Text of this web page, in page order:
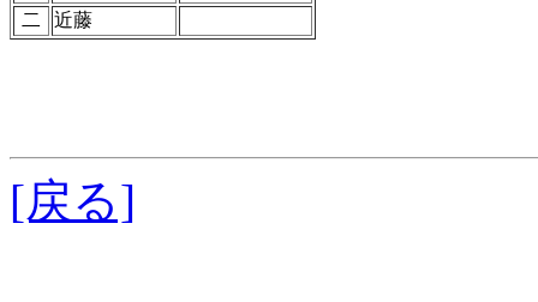
二
近藤
[戻る]